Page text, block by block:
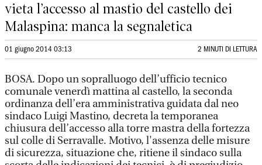
vieta l’accesso al mastio del castello dei
Malaspina: manca la segnaletica
01 giugno 2014 03:13 2 MINUTI DI LETTURA
BOSA. Dopo un sopralluogo dell’ufficio tecnico
comunale venerdì mattina al castello, la seconda
ordinanza dell’era amministrativa guidata dal neo
sindaco Luigi Mastino, decreta la temporanea
chiusura dell’accesso alla torre mastra della fortezza
sul colle di Serravalle. Motivo, l'assenza delle misure
di sicurezza, situazione che, ritiene il sindaco sulla